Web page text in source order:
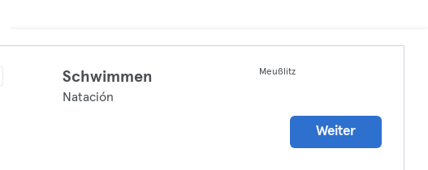
Schwimmen
Natación
Meußlitz
Weiter